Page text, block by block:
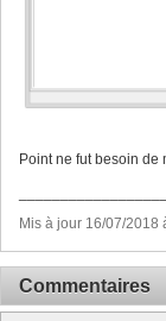
Point ne fut besoin de
Mis à jour 16/07/2018
Commentaires